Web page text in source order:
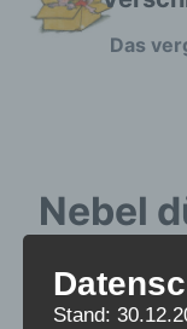
Zum
Das
Nebel
2024-
Stand: